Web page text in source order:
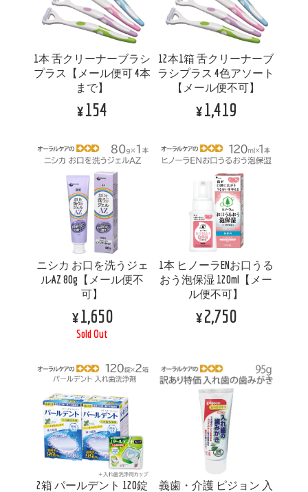
1本 舌クリーナーブラシ
プラス【メール便可 4本
まで】
¥154
12本1箱 舌クリーナーブ
ラシプラス 4色アソート
【メール便不可】
¥1,419
ニシカ お口を洗うジェ
ルAZ 80g【メール便不
可】
¥1,650
Sold Out
1本 ヒノーラENお口うる
おう泡保湿 120ml【メー
ル便不可】
¥2,750
2箱 パールデント 120錠
義歯・介護 ピジョン 入